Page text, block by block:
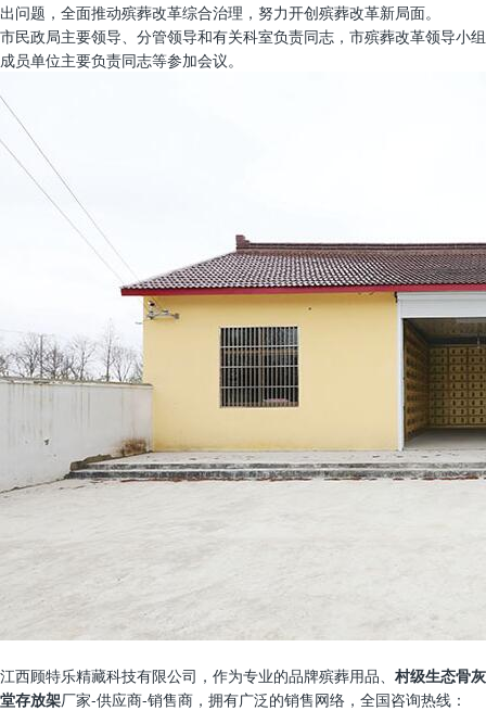
出问题，全面推动殡葬改革综合治理，努力开创殡葬改革新局面。
市民政局主要领导、分管领导和有关科室负责同志，市殡葬改革领导小组
成员单位主要负责同志等参加会议。
江西顾特乐精藏科技有限公司，作为专业的品牌殡葬用品、 村级生态骨灰
堂存放架厂家-供应商-销售商，拥有广泛的销售网络，全国咨询热线：